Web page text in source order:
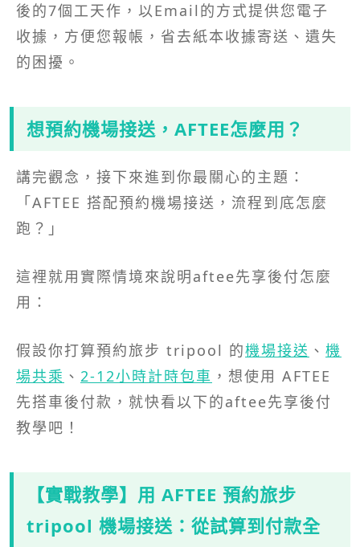
後的7個工天作，以Email的方式提供您電子
收據，方便您報帳，省去紙本收據寄送、遺失
的困擾。
想預約機場接送，AFTEE怎麼用？
講完觀念，接下來進到你最關心的主題：
「AFTEE 搭配預約機場接送，流程到底怎麼
跑？」
這裡就用實際情境來說明aftee先享後付怎麼
用：
假設你打算預約旅步 tripool 的機場接送 、 機
場共乘 、 2-12小時計時包車 ，想使用 AFTEE
先搭車後付款，就快看以下的aftee先享後付
教學吧！
【實戰教學】用 AFTEE 預約旅步
tripool 機場接送：從試算到付款全